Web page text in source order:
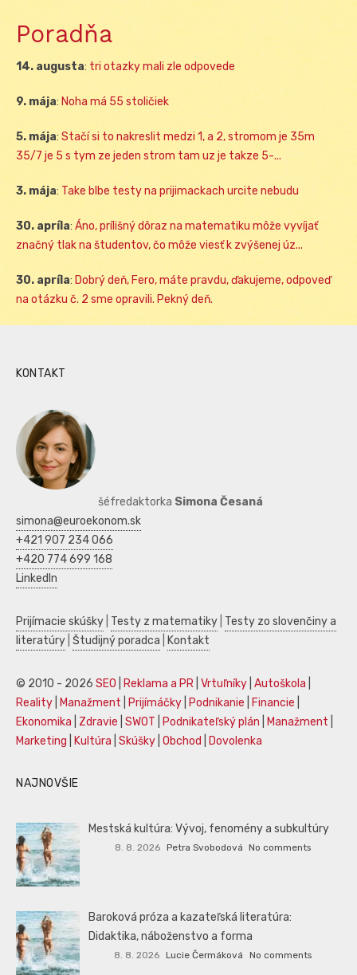
Poradňa
14. augusta: tri otazky mali zle odpovede
9. mája: Noha má 55 stoličiek
5. mája: Stačí si to nakreslit medzi 1, a 2, stromom je 35m
35/7 je 5 s tym ze jeden strom tam uz je takze 5-...
3. mája: Take blbe testy na prijimackach urcite nebudu
30. apríla: Áno, prílišný dôraz na matematiku môže vyvíjať
značný tlak na študentov, čo môže viesť k zvýšenej úz...
30. apríla: Dobrý deň, Fero, máte pravdu, ďakujeme, odpoveď
na otázku č. 2 sme opravili. Pekný deň.
KONTAKT
šéfredaktorka Simona Česaná
simona@euroekonom.sk
+421 907 234 066
+420 774 699 168
LinkedIn
Prijímacie skúšky Testy z matematiky Testy zo slovenčiny a
literatúry Študijný poradca Kontakt
© 2010 - 2026 SEO Reklama a PR Vrtuľníky Autoškola
Reality
Manažment Prijímáčky Podnikanie Financie
Ekonomika
Zdravie SWOT Podnikateľský plán Manažment
Marketing
Kultúra Skúšky Obchod Dovolenka
NAJNOVŠIE
Mestská kultúra: Vývoj, fenomény a subkultúry
8. 8. 2026 Petra Svobodová No comments
Baroková próza a kazateľská literatúra:
Didaktika, náboženstvo a forma
8. 8. 2026 Lucie Čermáková No comments